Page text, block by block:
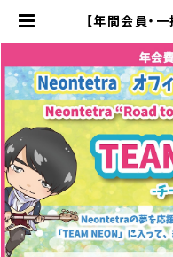
【年間会員・
ON」会員